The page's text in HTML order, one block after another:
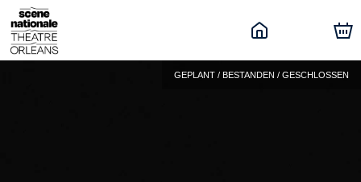
GEPLANT / BESTANDEN / GESCHLOSSEN